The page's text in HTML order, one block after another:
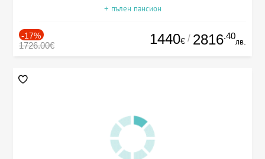
+ пълен пансион
-17%
1726.00€ 1440€ / 2816.40
лв.